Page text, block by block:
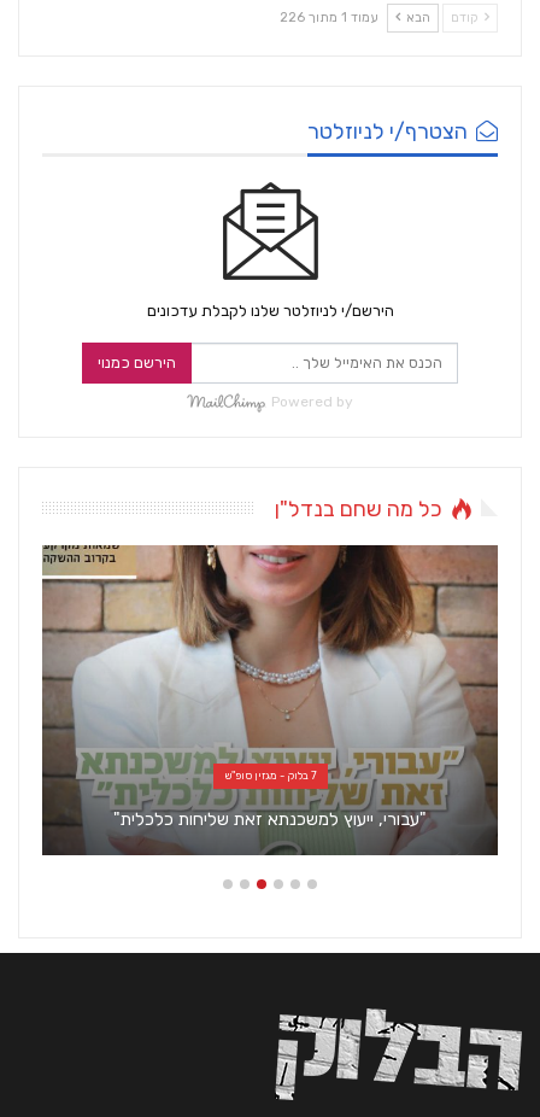
קודם הבא עמוד 1 מתוך 226
הצטרף/י לניוזלטר
הירשם/י לניוזלטר שלנו לקבלת עדכונים
הירשם כמנוי
Powered by
כל מה שחם בנדל"ן
7 בלוק - מגזין סופ"ש
"עבורי, ייעוץ למשכנתא זאת שליחות כלכלית"